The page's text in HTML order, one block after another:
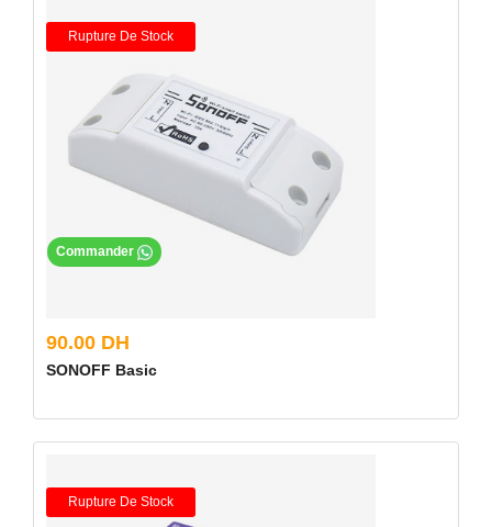
Rupture De Stock
90.00 DH
SONOFF Basic
Commander
Rupture De Stock